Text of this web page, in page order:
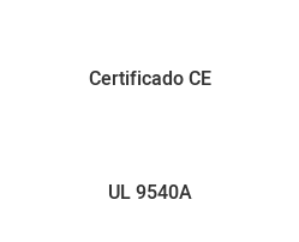
Certificado CE
UL 9540A